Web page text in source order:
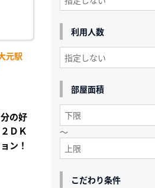
元駅
の好
ＤＫ
ン！
利用人数
部屋面積
～
こだわり条件